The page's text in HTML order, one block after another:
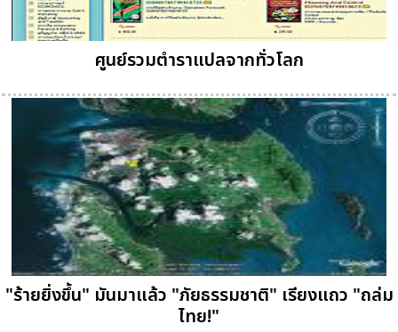
ศูนย์รวมตำราแปลจากทั่วโลก
"ร้ายยิ่งขึ้น" มันมาแล้ว "ภัยธรรมชาติ" เรียงแถว "ถล่ม
ไทย!"